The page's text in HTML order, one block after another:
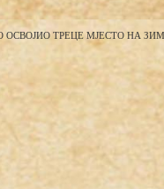
ТРЕЦЕ МЈЕСТО НА